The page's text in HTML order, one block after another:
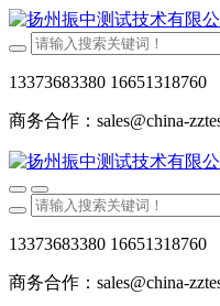
13373683380 16651318760
商务合作：sales@china-
13373683380 16651318760
商务合作：sales@china-